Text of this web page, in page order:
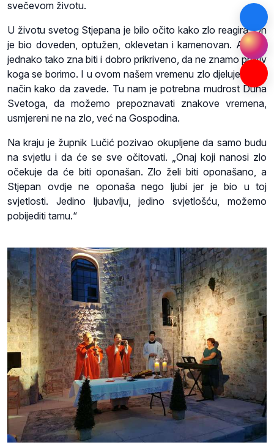
svečevom životu.
U životu svetog Stjepana je bilo očito kako zlo reagira. On
je bio doveden, optužen, oklevetan i kamenovan. Ali zlo,
jednako tako zna biti i dobro prikriveno, da ne znamo protiv
koga se borimo. I u ovom našem vremenu zlo djeluje i traži
način kako da zavede. Tu nam je potrebna mudrost Duha
Svetoga, da možemo prepoznavati znakove vremena,
usmjereni ne na zlo, već na Gospodina.
Na kraju je župnik Lučić pozivao okupljene da samo budu
na svjetlu i da će se sve očitovati. „Onaj koji nanosi zlo
očekuje da će biti oponašan. Zlo želi biti oponašano, a
Stjepan ovdje ne oponaša nego ljubi jer je bio u toj
svjetlosti. Jedino ljubavlju, jedino svjetlošću, možemo
pobijediti tamu.“